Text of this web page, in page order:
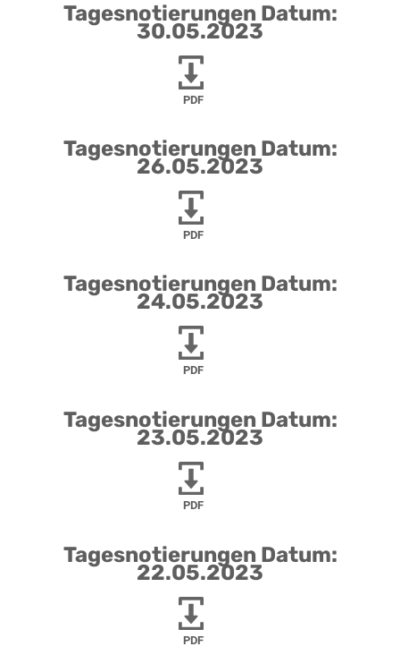
Tagesnotierungen Datum:
30.05.2023
PDF
Tagesnotierungen Datum:
26.05.2023
PDF
Tagesnotierungen Datum:
24.05.2023
PDF
Tagesnotierungen Datum:
23.05.2023
PDF
Tagesnotierungen Datum:
22.05.2023
PDF